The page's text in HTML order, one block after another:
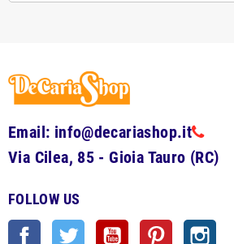
Email: info@decariashop.it
Via Cilea, 85 - Gioia Tauro (RC)
FOLLOW US
Facebook Twitter YouTube Pinterest